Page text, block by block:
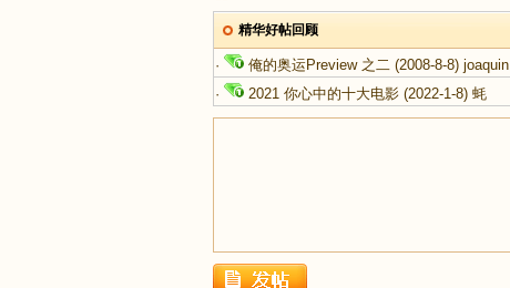
新 › › ›
精华好帖回顾
· 俺的奥运Preview 之二 (2008-8-8) joaquin
·
2021 你心中的十大电影 (2022-1-8) 蚝